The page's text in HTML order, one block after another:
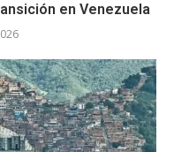
en Venezuela